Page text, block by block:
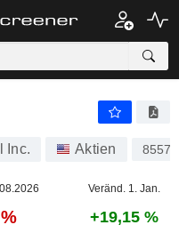
Inc. Aktien
Veränd. 1. Jan.
+19,15 %